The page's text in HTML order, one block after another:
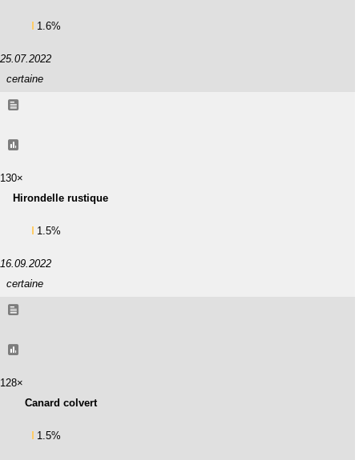
1.6%
25.07.2022
certaine
130×
Hirondelle rustique
1.5%
16.09.2022
certaine
128×
Canard colvert
1.5%